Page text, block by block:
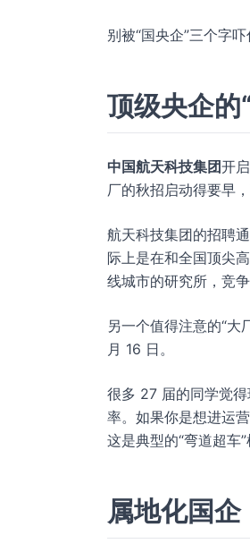
别被“国央企”三个字
顶级央企的
中国航天科技集团开
厂的秋招启动得要早
航天科技集团的招聘
际上是在和全国顶尖
线城市的研究所，竞
另一个值得注意的“大
月 16 日。
很多 27 届的同学觉
率。如果你是想进运
这是典型的“弯道超车”
属地化国企